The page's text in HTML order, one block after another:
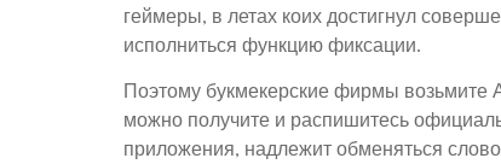
геймеры, в летах коих достигнул
исполниться функцию фиксации.
Поэтому букмекерские фирмы возьмите
можно получите и распишитесь
приложения, надлежит обменяться